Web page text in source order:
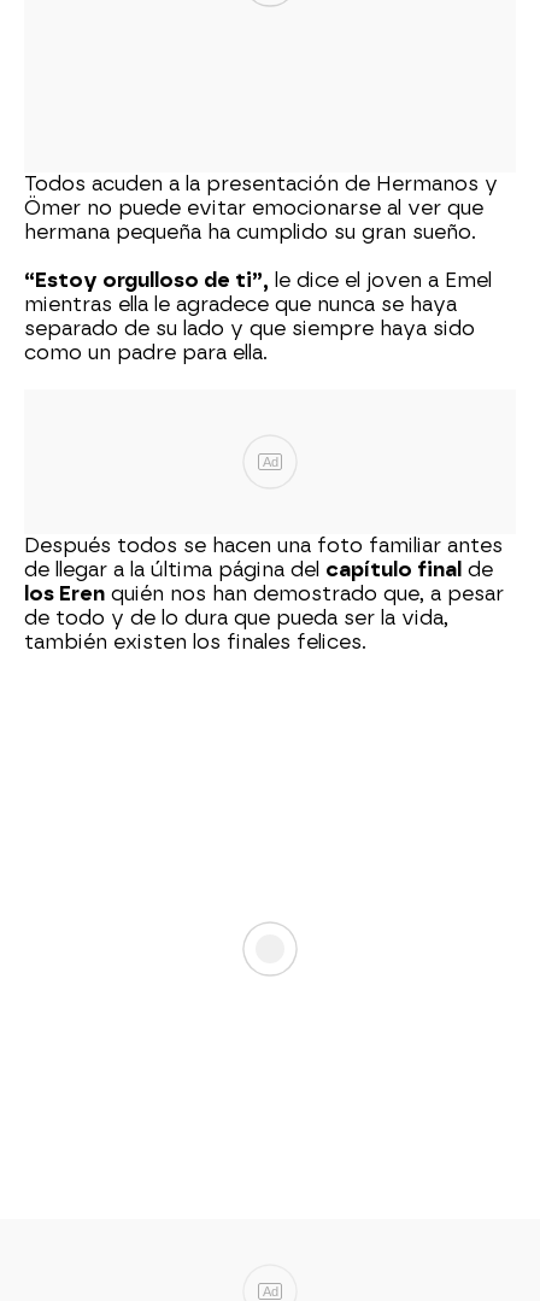
Todos acuden a la presentación de Hermanos y
Ömer no puede evitar emocionarse al ver que
hermana pequeña ha cumplido su gran sueño.
“Estoy orgulloso de ti”, le dice el joven a Emel
mientras ella le agradece que nunca se haya
separado de su lado y que siempre haya sido
como un padre para ella.
Ad
Después todos se hacen una foto familiar antes
de llegar a la última página del capítulo final de
los Eren quién nos han demostrado que, a pesar
de todo y de lo dura que pueda ser la vida,
también existen los finales felices.
Ad